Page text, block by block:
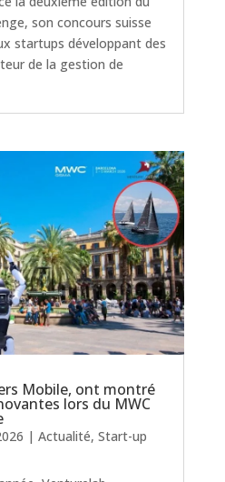
son concours suisse
startups développant des
de la gestion de
Mobile, ont montré
lors du MWC
| Actualité, Start-up